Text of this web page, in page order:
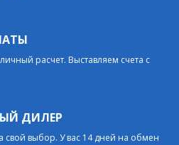
расчет. Выставляем счета с
ДИЛЕР
свой выбор. У вас 14 дней на обмен